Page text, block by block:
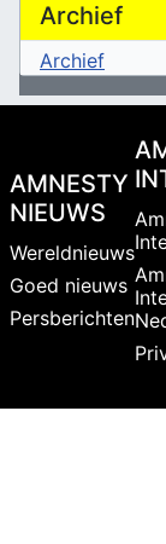
Archief
Archief
AMNESTY
NIEUWS
Wereldnieuws
Goed nieuws
Persberichten